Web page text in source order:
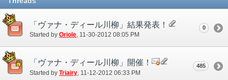
「ヴァナ・ディール川柳」結果発表！
Started by Oriole‎, 11-30-2012 08:05 PM
0
「ヴァナ・ディール川柳」開催！
Started by Triairy ‎, 11-12-2012 06:33 PM
485